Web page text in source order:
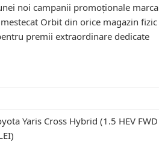
noi campanii promoționale marca
Orbit din orice magazin fizic
premii extraordinare dedicate
Yaris Cross Hybrid (1.5 HEV FWD